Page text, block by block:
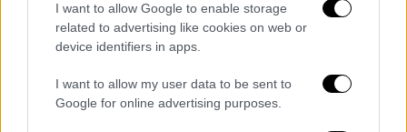
I want to allow Google to enable storage
related to advertising like cookies on web or
device identifiers in apps.
I want to allow my user data to be sent to
Google for online advertising purposes.
— Clash Report (@clashreport)May
18, 2026
https://twitter.com/GlobalSumudF/status/205
6289117588095266